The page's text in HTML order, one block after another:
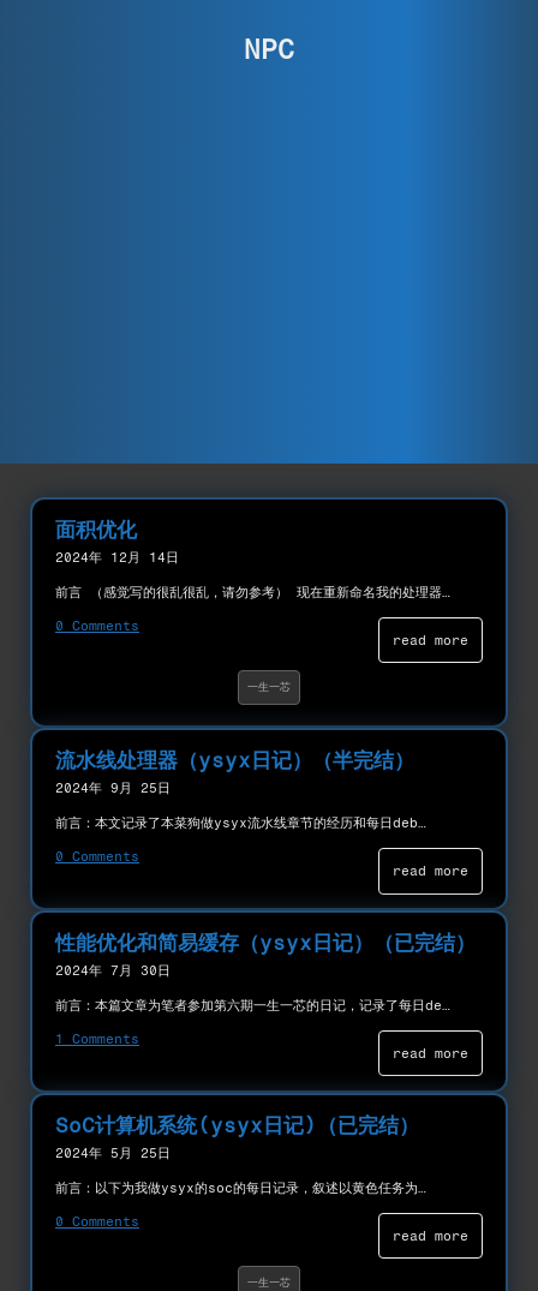
NPC
面积优化
2024年 12月 14日
前言 （感觉写的很乱很乱，请勿参考） 现在重新命名我的处理器…
0 Comments
read more
一生一芯
流水线处理器（ysyx日记）（半完结）
2024年 9月 25日
前言：本文记录了本菜狗做ysyx流水线章节的经历和每日deb…
0 Comments
read more
性能优化和简易缓存（ysyx日记）（已完结）
2024年 7月 30日
前言：本篇文章为笔者参加第六期一生一芯的日记，记录了每日de…
1 Comments
read more
SoC计算机系统(ysyx日记)（已完结）
2024年 5月 25日
前言：以下为我做ysyx的soc的每日记录，叙述以黄色任务为…
0 Comments
read more
一生一芯